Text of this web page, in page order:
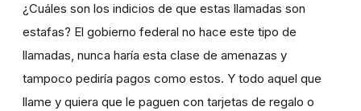
¿Cuáles son los indicios de que estas llamadas son
estafas? El gobierno federal no hace este tipo de
llamadas, nunca haría esta clase de amenazas y
tampoco pediría pagos como estos. Y todo aquel que
llame y quiera que le paguen con tarjetas de regalo o